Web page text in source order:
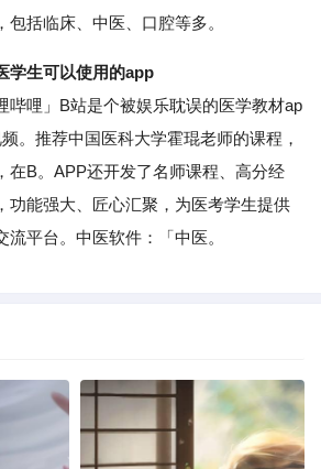
括临床、中医、口腔等多。
学生可以使用的app
哩」B站是个被娱乐耽误的医学教材ap
。推荐中国医科大学霍琨老师的课程，
在B。APP还开发了名师课程、高分经
功能强大、匠心汇聚，为医考学生提供
平台。中医软件：「中医。